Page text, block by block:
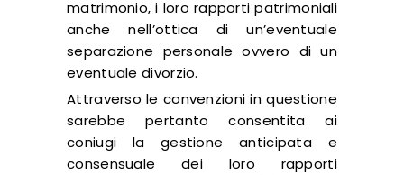
matrimonio, i loro rapporti patrimoniali
anche nell’ottica di un’eventuale
separazione personale ovvero di un
eventuale divorzio.
Attraverso le convenzioni in questione
sarebbe pertanto consentita ai
coniugi la gestione anticipata e
consensuale dei loro rapporti